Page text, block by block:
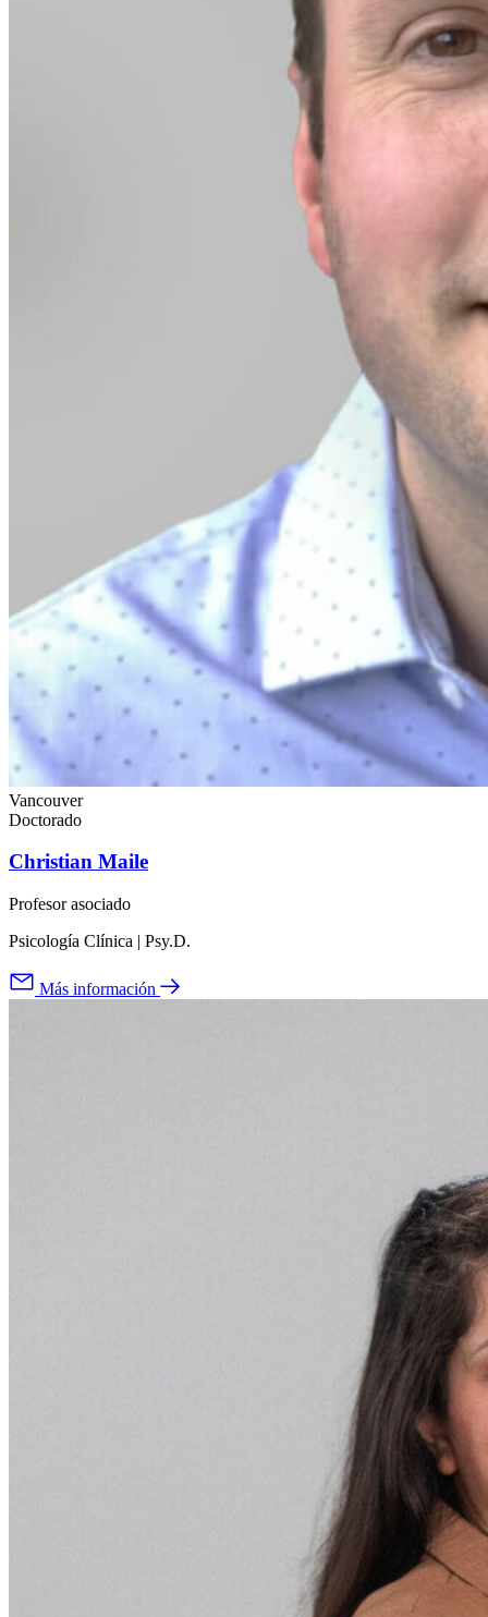
Vancouver
Doctorado
Christian Maile
Profesor asociado
Psicología Clínica | Psy.D.
Más información